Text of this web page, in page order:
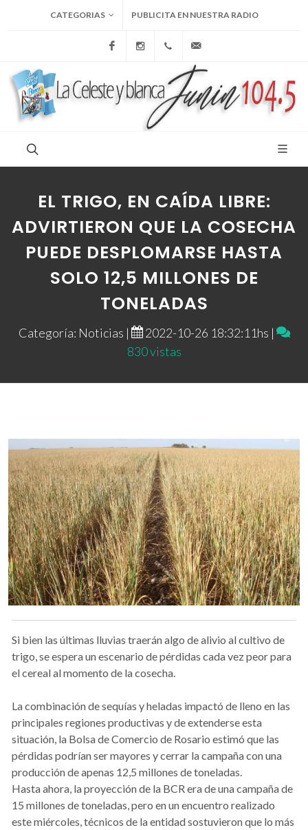
CATEGORIAS PUBLICITA EN NUESTRA RADIO
FacebookInstagram+54 9 236 465-4833
EL TRIGO, EN CAÍDA LIBRE:
ADVIRTIERON QUE LA COSECHA
PUEDE DESPLOMARSE HASTA
SOLO 12,5 MILLONES DE
TONELADAS
Categoría: Noticias |
2022-10-26 18:32:11hs |
830 vistas
Si bien las últimas lluvias traerán algo de alivio al cultivo de
trigo, se espera un escenario de pérdidas cada vez peor para
el cereal al momento de la cosecha.
La combinación de sequías y heladas impactó de lleno en las
principales regiones productivas y de extenderse esta
situación, la Bolsa de Comercio de Rosario estimó que las
pérdidas podrían ser mayores y cerrar la campaña con una
producción de apenas 12,5 millones de toneladas.
Hasta ahora, la proyección de la BCR era de una campaña de
15 millones de toneladas, pero en un encuentro realizado
este miércoles, técnicos de la entidad sostuvieron que lo más